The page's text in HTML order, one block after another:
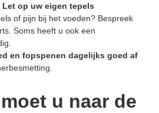
op uw eigen tepels
of pijn bij het voeden? Bespreek
Soms heeft u ook een
en fopspenen dagelijks goed af
u naar de